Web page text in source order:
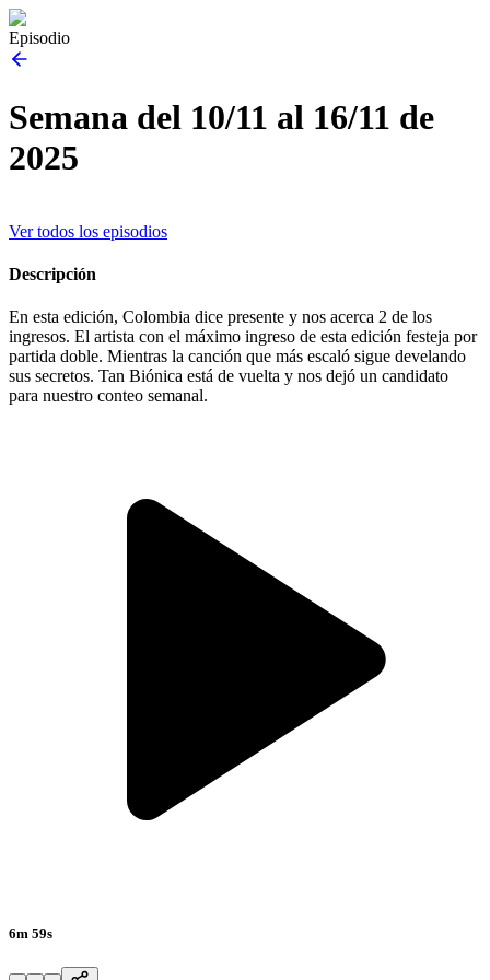
Episodio
Semana del 10/11 al 16/11 de
2025
Ver todos los episodios
Descripción
En esta edición, Colombia dice presente y nos acerca 2 de los
ingresos. El artista con el máximo ingreso de esta edición festeja por
partida doble. Mientras la canción que más escaló sigue develando
sus secretos. Tan Biónica está de vuelta y nos dejó un candidato
para nuestro conteo semanal.
6m 59s